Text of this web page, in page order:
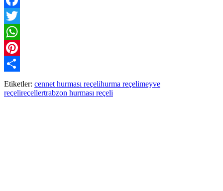
Facebook
Twitter
WhatsApp
Pinterest
Paylaş
Etiketler: cennet hurması reçelihurma reçelimeyve
reçelireçellertrabzon hurması reçeli